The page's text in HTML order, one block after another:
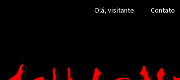
Olá, visitante. Contato